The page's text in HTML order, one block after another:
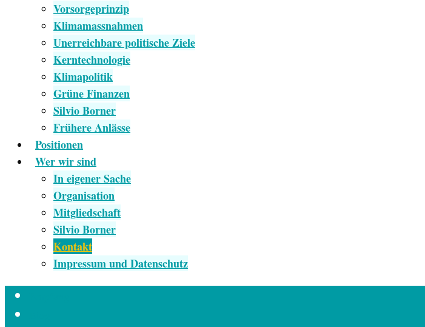
Vorsorgeprinzip
Klimamassnahmen
Unerreichbare politische Ziele
Kerntechnologie
Klimapolitik
Grüne Finanzen
Silvio Borner
Frühere Anlässe
Positionen
Wer wir sind
In eigener Sache
Organisation
Mitgliedschaft
Silvio Borner
Kontakt
Impressum und Datenschutz